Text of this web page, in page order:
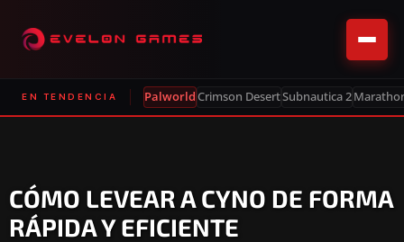
EN TENDENCIA PalworldCrimson DesertSubnautica 2
CÓMO LEVEAR A CYNO DE FORMA
RÁPIDA Y EFICIENTE